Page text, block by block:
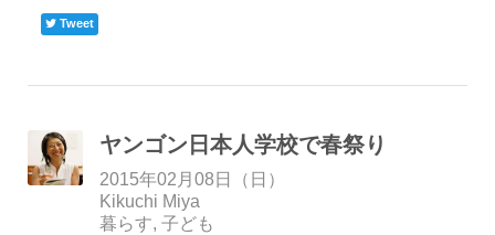
Tweet
ヤンゴン日本人学校で春祭り
2015年02月08日（日）
Kikuchi Miya
暮らす 子ども